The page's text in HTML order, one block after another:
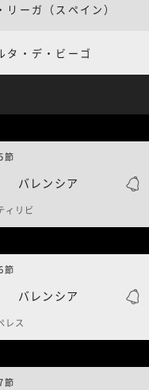
リーガ（スペイン）
タ・デ・ビーゴ
バレンシア
ィリビ
バレンシア
レス